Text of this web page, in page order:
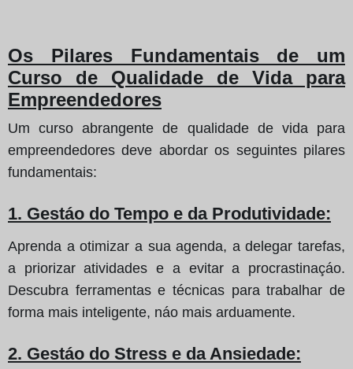
Os Pilares Fundamentais de um
Curso de Qualidade de Vida para
Empreendedores
Um curso abrangente de qualidade de vida para
empreendedores deve abordar os seguintes pilares
fundamentais:
1. Gestáo do Tempo e da Produtividade:
Aprenda a otimizar a sua agenda, a delegar tarefas,
a priorizar atividades e a evitar a procrastinaçáo.
Descubra ferramentas e técnicas para trabalhar de
forma mais inteligente, náo mais arduamente.
2. Gestáo do Stress e da Ansiedade: